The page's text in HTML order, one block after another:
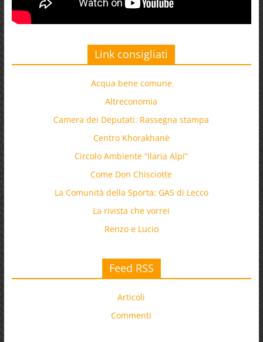
Link consigliati
Acqua bene comune
Altreconomia
Camera dei Deputati: Rassegna stampa
Centro Khorakhanè
Circolo Ambiente “Ilaria Alpi”
Come Don Chisciotte
La Comunità della Sporta: GAS di Lecco
La rivista che vorrei
Renzo e Lucio
Feed RSS
Articoli
Commenti